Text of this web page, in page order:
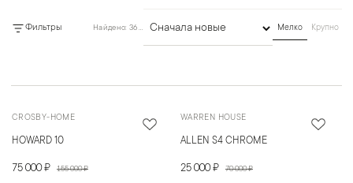
Фильтры Найдено: 368 товаров Мелко Крупно
CROSBY-HOME
HOWARD 10
75 000 ₽ 155 000 ₽
WARREN HOUSE
ALLEN S4 CHROME
25 000 ₽ 70 000 ₽